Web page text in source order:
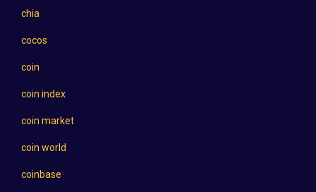
chia
cocos
coin
coin index
coin market
coin world
coinbase